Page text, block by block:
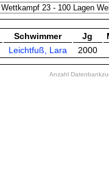
Schwimmer Jg
Leichtfuß, Lara 2000
Anzahl